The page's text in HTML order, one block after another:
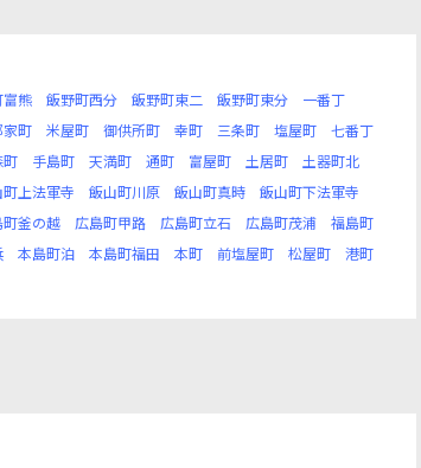
富熊 飯野町西分 飯野町東二 飯野町東分
一番丁
家町 米屋町 御供所町 幸町 三条町 塩屋町
七番丁
町 手島町 天満町 通町 富屋町 土居町
土器町北
上法軍寺 飯山町川原 飯山町真時
飯山町下法軍寺
町釜の越 広島町甲路 広島町立石 広島町茂浦
福島町
本島町泊 本島町福田 本町 前塩屋町 松屋町
港町